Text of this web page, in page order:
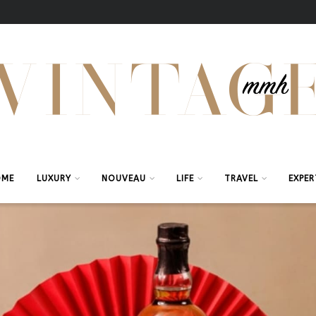
LUXURY NOUVEAU LIFE TRAVEL